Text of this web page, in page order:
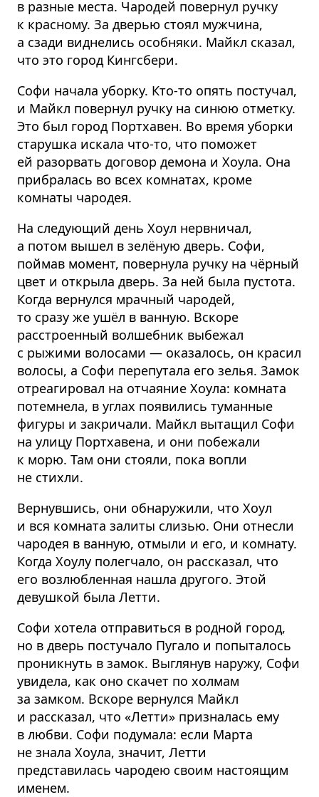
в разные места. Чародей повернул ручку
к красному. За дверью стоял мужчина,
а сзади виднелись особняки. Майкл сказал,
что это город Кингсбери.
Софи начала уборку. Кто-то опять постучал,
и Майкл повернул ручку на синюю отметку.
Это был город Портхавен. Во время уборки
старушка искала что-то, что поможет
ей разорвать договор демона и Хоула. Она
прибралась во всех комнатах, кроме
комнаты чародея.
На следующий день Хоул нервничал,
а потом вышел в зелёную дверь. Софи,
поймав момент, повернула ручку на чёрный
цвет и открыла дверь. За ней была пустота.
Когда вернулся мрачный чародей,
то сразу же ушёл в ванную. Вскоре
расстроенный волшебник выбежал
с рыжими волосами — оказалось, он красил
волосы, а Софи перепутала его зелья. Замок
отреагировал на отчаяние Хоула: комната
потемнела, в углах появились туманные
фигуры и закричали. Майкл вытащил Софи
на улицу Портхавена, и они побежали
к морю. Там они стояли, пока вопли
не стихли.
Вернувшись, они обнаружили, что Хоул
и вся комната залиты слизью. Они отнесли
чародея в ванную, отмыли и его, и комнату.
Когда Хоулу полегчало, он рассказал, что
его возлюбленная нашла другого. Этой
девушкой была Летти.
Софи хотела отправиться в родной город,
но в дверь постучало Пугало и попыталось
проникнуть в замок. Выглянув наружу, Софи
увидела, как оно скачет по холмам
за замком. Вскоре вернулся Майкл
и рассказал, что «Летти» призналась ему
в любви. Софи подумала: если Марта
не знала Хоула, значит, Летти
представилась чародею своим настоящим
именем.